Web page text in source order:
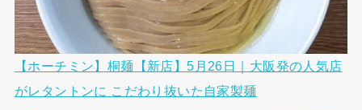
【ホーチミン】桐麺【新店】5月26日｜大阪発の人気店
がレタントンに こだわり抜いた自家製麺